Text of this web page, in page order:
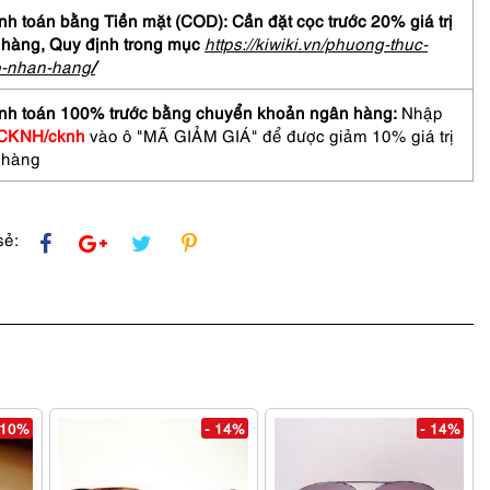
toán bằng Tiền mặt (COD): Cần đặt cọc trước 20% giá trị
Quy định trong mục https://kiwiki.vn/phuong-thuc-
nhan-hang/
toán 100% trước bằng chuyển khoản ngân hàng: Nhập
cknh vào ô "MÃ GIẢM GIÁ" để được giảm 10% giá trị
- 14% - 14%